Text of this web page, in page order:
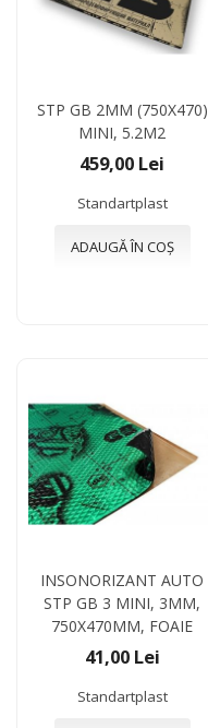
STP GB 2ММ (750X470)
MINI, 5.2M2
459,00 Lei
Standartplast
ADAUGĂ ÎN COȘ
INSONORIZANT AUTO
STP GB 3 MINI, 3MM,
750X470MM, FOAIE
41,00 Lei
Standartplast